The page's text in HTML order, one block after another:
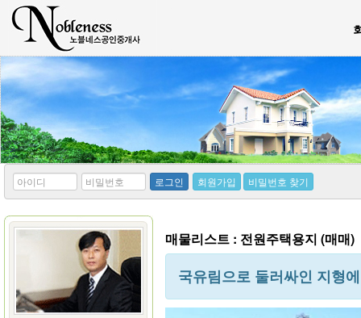
*
아
디
*
비
번
호
로그인 회원가입 비밀번호 찾기
매물리스트 : 전원주택용지 (매매)
국유림으로 둘러싸인 지형